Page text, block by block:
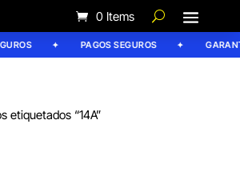
0 Items
PAGOS SEGUROS
etiquetados “14A”